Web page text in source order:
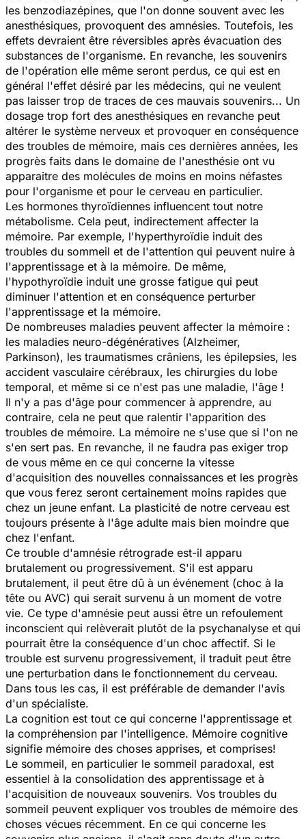
les benzodiazépines, que l'on donne souvent avec les
anesthésiques, provoquent des amnésies. Toutefois, les
effets devraient être réversibles après évacuation des
substances de l'organisme. En revanche, les souvenirs
de l'opération elle même seront perdus, ce qui est en
général l'effet désiré par les médecins, qui ne veulent
pas laisser trop de traces de ces mauvais souvenirs... Un
dosage trop fort des anesthésiques en revanche peut
altérer le système nerveux et provoquer en conséquence
des troubles de mémoire, mais ces dernières années, les
progrès faits dans le domaine de l'anesthésie ont vu
apparaitre des molécules de moins en moins néfastes
pour l'organisme et pour le cerveau en particulier.
Les hormones thyroïdiennes influencent tout notre
métabolisme. Cela peut, indirectement affecter la
mémoire. Par exemple, l'hyperthyroïdie induit des
troubles du sommeil et de l'attention qui peuvent nuire à
l'apprentissage et à la mémoire. De même,
l'hypothyroïdie induit une grosse fatigue qui peut
diminuer l'attention et en conséquence perturber
l'apprentissage et la mémoire.
De nombreuses maladies peuvent affecter la mémoire :
les maladies neuro-dégénératives (Alzheimer,
Parkinson), les traumatismes crâniens, les épilepsies, les
accident vasculaire cérébraux, les chirurgies du lobe
temporal, et même si ce n'est pas une maladie, l'âge !
Il n'y a pas d'âge pour commencer à apprendre, au
contraire, cela ne peut que ralentir l'apparition des
troubles de mémoire. La mémoire ne s'use que si l'on ne
s'en sert pas. En revanche, il ne faudra pas exiger trop
de vous même en ce qui concerne la vitesse
d'acquisition des nouvelles connaissances et les progrès
que vous ferez seront certainement moins rapides que
chez un jeune enfant. La plasticité de notre cerveau est
toujours présente à l'âge adulte mais bien moindre que
chez l'enfant.
Ce trouble d'amnésie rétrograde est-il apparu
brutalement ou progressivement. S'il est apparu
brutalement, il peut être dû à un événement (choc à la
tête ou AVC) qui serait survenu à un moment de votre
vie. Ce type d'amnésie peut aussi être un refoulement
inconscient qui relèverait plutôt de la psychanalyse et qui
pourrait être la conséquence d'un choc affectif. Si le
trouble est survenu progressivement, il traduit peut être
une perturbation dans le fonctionnement du cerveau.
Dans tous les cas, il est préférable de demander l'avis
d'un spécialiste.
La cognition est tout ce qui concerne l'apprentissage et
la compréhension par l'intelligence. Mémoire cognitive
signifie mémoire des choses apprises, et comprises!
Le sommeil, en particulier le sommeil paradoxal, est
essentiel à la consolidation des apprentissage et à
l'acquisition de nouveaux souvenirs. Vos troubles du
sommeil peuvent expliquer vos troubles de mémoire des
choses vécues récemment. En ce qui concerne les